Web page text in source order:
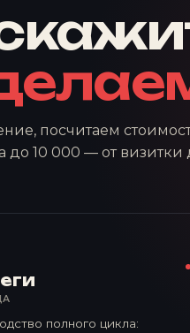
посчитаем
до 10 000 — от визитки
полного цикла: